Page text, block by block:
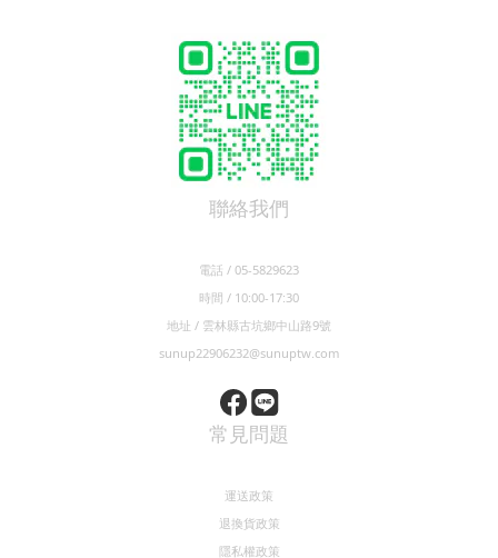
聯絡我們
電話 / 05-5829623
時間 / 10:00-17:30
地址 / 雲林縣古坑鄉中山路9號
sunup22906232@sunuptw.com
常見問題
運送政策
退換貨政策
隱私權政策